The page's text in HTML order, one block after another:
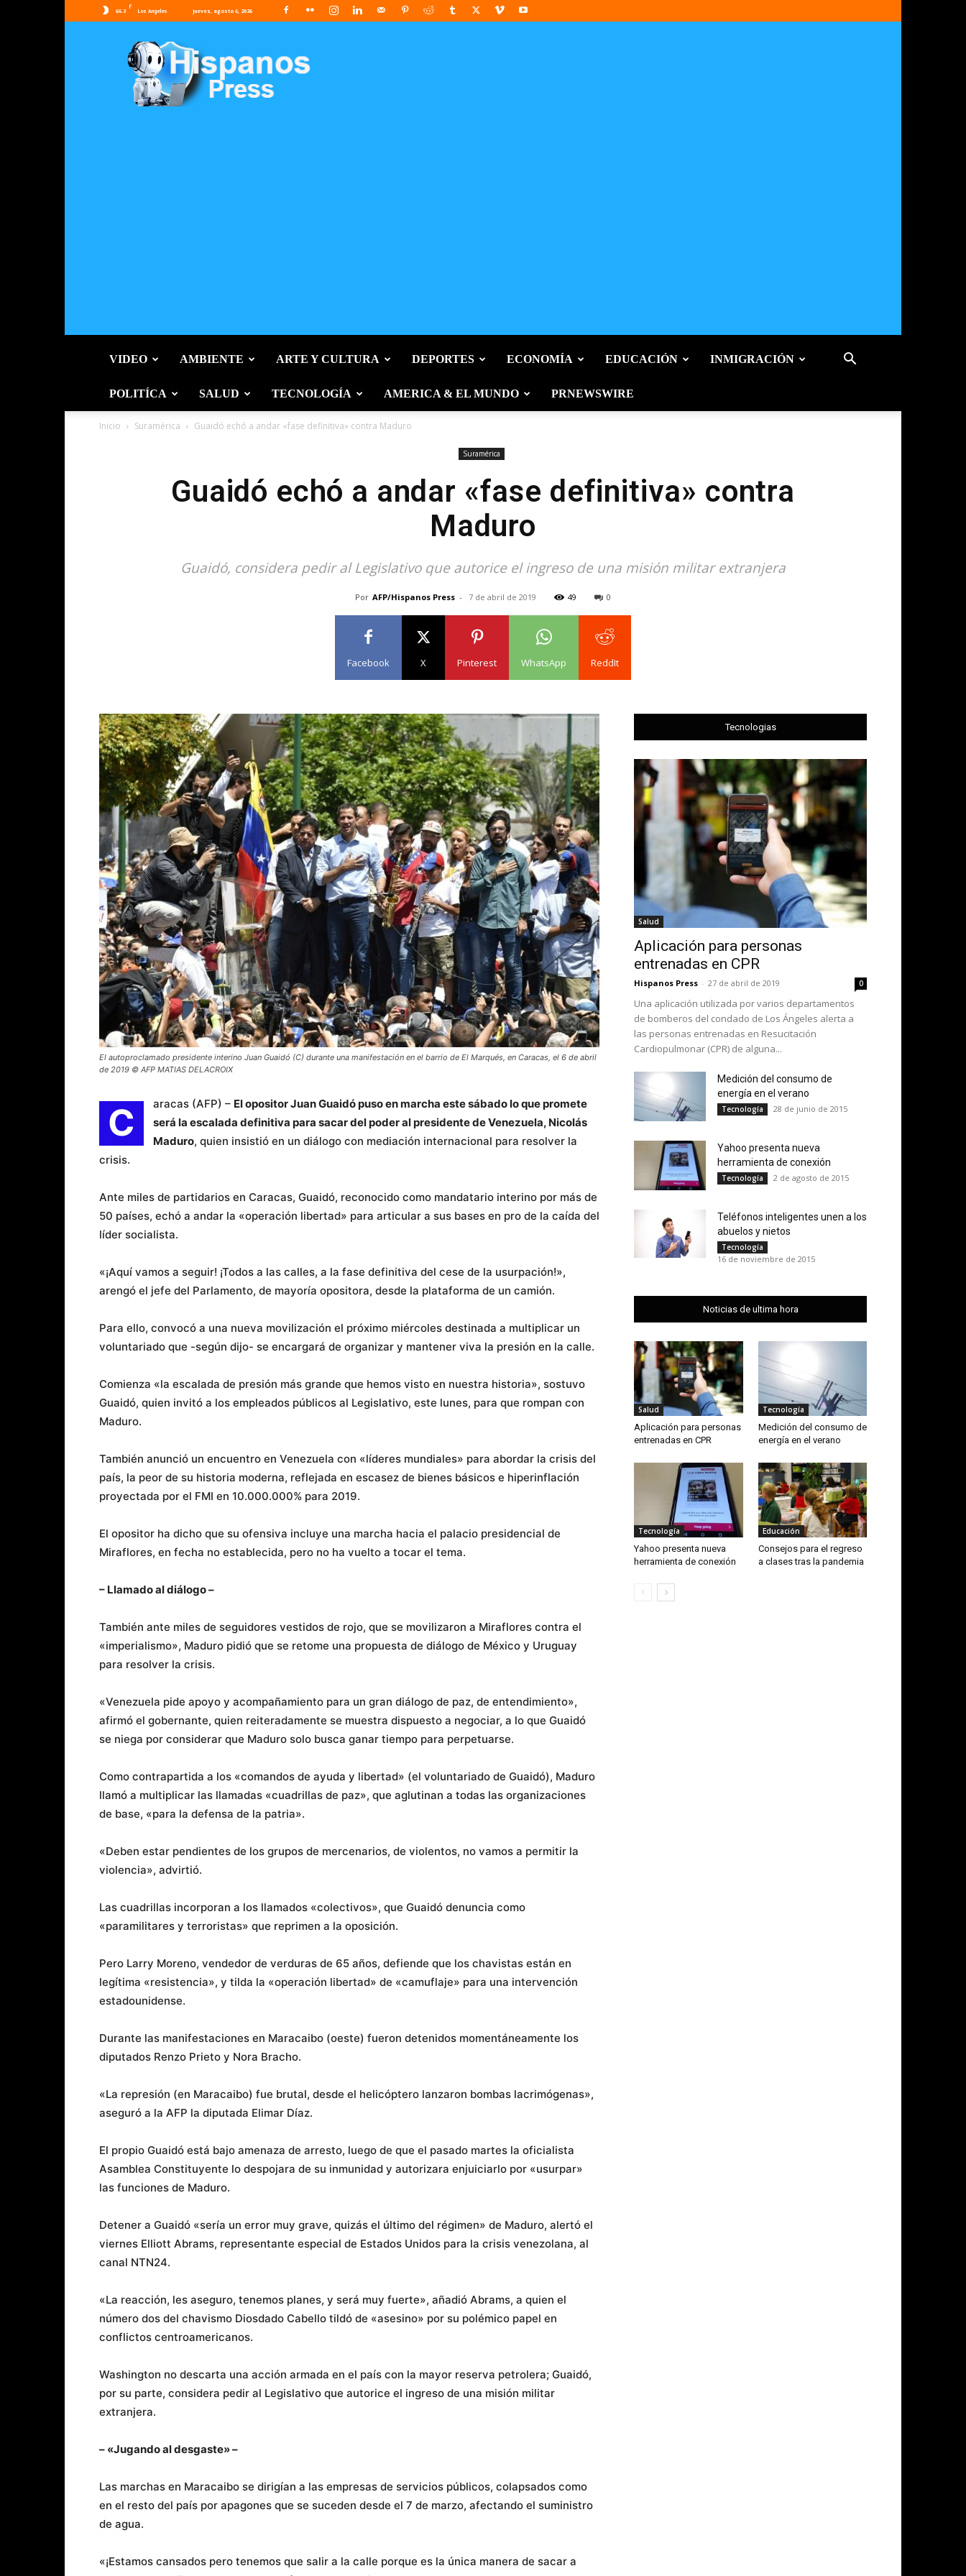
66.3
F
Los Angeles jueves, agosto 6, 2026
Press
VIDEO AMBIENTE ARTE Y CULTURA DEPORTES ECONOMÍA EDUCACIÓN INMIGRACIÓN
POLITÍCA SALUD TECNOLOGÍA AMERICA & EL MUNDO PRNEWSWIRE
Inicio Suramérica Guaidó echó a andar «fase definitiva» contra Maduro
Suramérica
Guaidó echó a andar «fase definitiva» contra
Maduro
Guaidó, considera pedir al Legislativo que autorice el ingreso de una misión militar extranjera
Por AFP/Hispanos Press - 7 de abril de 2019 49 0
Facebook X Pinterest WhatsApp ReddIt
El autoproclamado presidente interino Juan Guaidó (C) durante una manifestación en el barrio de El Marqués, en Caracas, el 6 de abril
de 2019 © AFP MATIAS DELACROIX
C aracas (AFP) – El opositor Juan Guaidó puso en marcha este sábado lo que promete
será la escalada definitiva para sacar del poder al presidente de Venezuela, Nicolás
Maduro, quien insistió en un diálogo con mediación internacional para resolver la
crisis.
Ante miles de partidarios en Caracas, Guaidó, reconocido como mandatario interino por más de
50 países, echó a andar la «operación libertad» para articular a sus bases en pro de la caída del
líder socialista.
«¡Aquí vamos a seguir! ¡Todos a las calles, a la fase definitiva del cese de la usurpación!»,
arengó el jefe del Parlamento, de mayoría opositora, desde la plataforma de un camión.
Para ello, convocó a una nueva movilización el próximo miércoles destinada a multiplicar un
voluntariado que -según dijo- se encargará de organizar y mantener viva la presión en la calle.
Comienza «la escalada de presión más grande que hemos visto en nuestra historia», sostuvo
Guaidó, quien invitó a los empleados públicos al Legislativo, este lunes, para que rompan con
Maduro.
También anunció un encuentro en Venezuela con «líderes mundiales» para abordar la crisis del
país, la peor de su historia moderna, reflejada en escasez de bienes básicos e hiperinflación
proyectada por el FMI en 10.000.000% para 2019.
El opositor ha dicho que su ofensiva incluye una marcha hacia el palacio presidencial de
Miraflores, en fecha no establecida, pero no ha vuelto a tocar el tema.
– Llamado al diálogo –
También ante miles de seguidores vestidos de rojo, que se movilizaron a Miraflores contra el
«imperialismo», Maduro pidió que se retome una propuesta de diálogo de México y Uruguay
para resolver la crisis.
«Venezuela pide apoyo y acompañamiento para un gran diálogo de paz, de entendimiento»,
afirmó el gobernante, quien reiteradamente se muestra dispuesto a negociar, a lo que Guaidó
se niega por considerar que Maduro solo busca ganar tiempo para perpetuarse.
Como contrapartida a los «comandos de ayuda y libertad» (el voluntariado de Guaidó), Maduro
llamó a multiplicar las llamadas «cuadrillas de paz», que aglutinan a todas las organizaciones
de base, «para la defensa de la patria».
«Deben estar pendientes de los grupos de mercenarios, de violentos, no vamos a permitir la
violencia», advirtió.
Las cuadrillas incorporan a los llamados «colectivos», que Guaidó denuncia como
«paramilitares y terroristas» que reprimen a la oposición.
Pero Larry Moreno, vendedor de verduras de 65 años, defiende que los chavistas están en
legítima «resistencia», y tilda la «operación libertad» de «camuflaje» para una intervención
estadounidense.
Durante las manifestaciones en Maracaibo (oeste) fueron detenidos momentáneamente los
diputados Renzo Prieto y Nora Bracho.
«La represión (en Maracaibo) fue brutal, desde el helicóptero lanzaron bombas lacrimógenas»,
aseguró a la AFP la diputada Elimar Díaz.
El propio Guaidó está bajo amenaza de arresto, luego de que el pasado martes la oficialista
Asamblea Constituyente lo despojara de su inmunidad y autorizara enjuiciarlo por «usurpar»
las funciones de Maduro.
Detener a Guaidó «sería un error muy grave, quizás el último del régimen» de Maduro, alertó el
viernes Elliott Abrams, representante especial de Estados Unidos para la crisis venezolana, al
canal NTN24.
«La reacción, les aseguro, tenemos planes, y será muy fuerte», añadió Abrams, a quien el
número dos del chavismo Diosdado Cabello tildó de «asesino» por su polémico papel en
conflictos centroamericanos.
Washington no descarta una acción armada en el país con la mayor reserva petrolera; Guaidó,
por su parte, considera pedir al Legislativo que autorice el ingreso de una misión militar
extranjera.
– «Jugando al desgaste» –
Las marchas en Maracaibo se dirigían a las empresas de servicios públicos, colapsados como
en el resto del país por apagones que se suceden desde el 7 de marzo, afectando el suministro
de agua.
«¡Estamos cansados pero tenemos que salir a la calle porque es la única manera de sacar a
Tecnologias
Salud
Aplicación para personas
entrenadas en CPR
Hispanos Press - 27 de abril de 2019 0
Una aplicación utilizada por varios departamentos
de bomberos del condado de Los Ángeles alerta a
las personas entrenadas en Resucitación
Cardiopulmonar (CPR) de alguna...
Medición del consumo de
energía en el verano
Tecnología 28 de junio de 2015
Yahoo presenta nueva
herramienta de conexión
Tecnología 2 de agosto de 2015
Teléfonos inteligentes unen a los
abuelos y nietos
Tecnología
16 de noviembre de 2015
Noticias de ultima hora
Salud
Aplicación para personas
entrenadas en CPR
Tecnología
Medición del consumo de
energía en el verano
Tecnología
Yahoo presenta nueva
herramienta de conexión
Educación
Consejos para el regreso
a clases tras la pandemia